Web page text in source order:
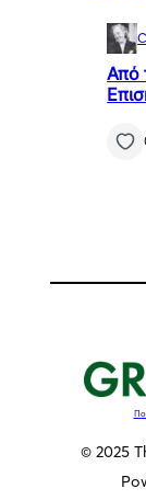
Από
© 2025